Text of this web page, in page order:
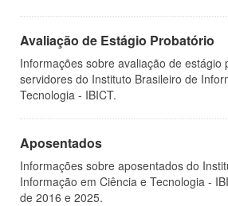
Avaliação de Estágio Probatório
Informações sobre avaliação de estágio
servidores do Instituto Brasileiro de
Tecnologia - IBICT.
Aposentados
Informações sobre aposentados do
Informação em Ciência e Tecnologia -
de 2016 e 2025.